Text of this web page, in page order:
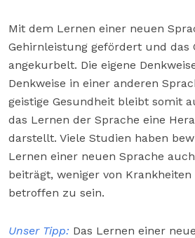
Mit dem Lernen einer neuen
Gehirnleistung gefördert und das
angekurbelt. Die eigene
Denkweise in einer anderen
geistige Gesundheit bleibt somit
das Lernen der Sprache eine
darstellt. Viele Studien haben
Lernen einer neuen Sprache
beiträgt, weniger von
betroffen zu sein.
Unser Tipp: Das Lernen einer